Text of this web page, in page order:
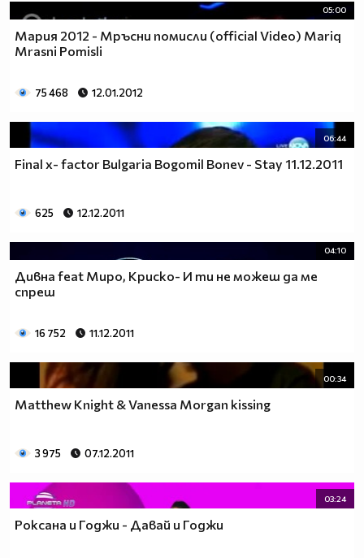
05:00
Мария 2012 - Мръсни помисли (official Video) Mariq
Mrasni Pomisli
75 468 12.01.2012
06:44
Final x- factor Bulgaria Bogomil Bonev - Stay 11.12.2011
625 12.12.2011
04:10
Дивна feat Миро, Криско- И ти не можеш да ме
спреш
16 752 11.12.2011
00:34
Matthew Knight & Vanessa Morgan kissing
3 975 07.12.2011
03:24
Роксана и Годжи - Давай и Годжи